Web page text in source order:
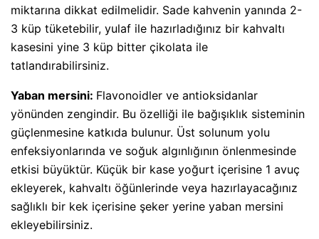
miktarına dikkat edilmelidir. Sade kahvenin yanında 2-
3 küp tüketebilir, yulaf ile hazırladığınız bir kahvaltı
kasesini yine 3 küp bitter çikolata ile
tatlandırabilirsiniz.
Yaban mersini: Flavonoidler ve antioksidanlar
yönünden zengindir. Bu özelliği ile bağışıklık sisteminin
güçlenmesine katkıda bulunur. Üst solunum yolu
enfeksiyonlarında ve soğuk algınlığının önlenmesinde
etkisi büyüktür. Küçük bir kase yoğurt içerisine 1 avuç
ekleyerek, kahvaltı öğünlerinde veya hazırlayacağınız
sağlıklı bir kek içerisine şeker yerine yaban mersini
ekleyebilirsiniz.